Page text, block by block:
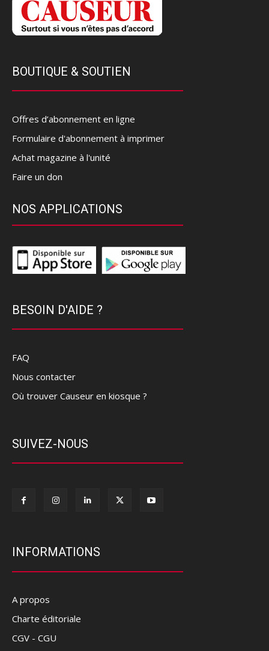
BOUTIQUE & SOUTIEN
Offres d’abonnement en ligne
Formulaire d'abonnement à imprimer
Achat magazine à l'unité
Faire un don
NOS APPLICATIONS
BESOIN D'AIDE ?
FAQ
Nous contacter
Où trouver Causeur en kiosque ?
SUIVEZ-NOUS
INFORMATIONS
A propos
Charte éditoriale
CGV - CGU